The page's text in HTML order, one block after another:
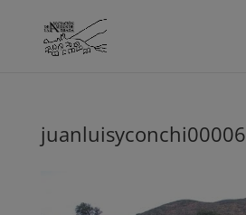
juanluisyconchi00006